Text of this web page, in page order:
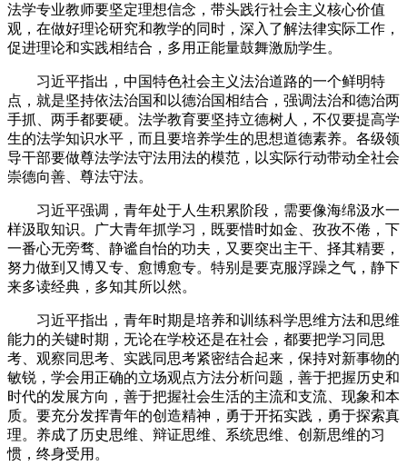
法学专业教师要坚定理想信念，带头践行社会主义核心价值
观，在做好理论研究和教学的同时，深入了解法律实际工作，
促进理论和实践相结合，多用正能量鼓舞激励学生。
习近平指出，中国特色社会主义法治道路的一个鲜明特
点，就是坚持依法治国和以德治国相结合，强调法治和德治两
手抓、两手都要硬。法学教育要坚持立德树人，不仅要提高学
生的法学知识水平，而且要培养学生的思想道德素养。各级领
导干部要做尊法学法守法用法的模范，以实际行动带动全社会
崇德向善、尊法守法。
习近平强调，青年处于人生积累阶段，需要像海绵汲水一
样汲取知识。广大青年抓学习，既要惜时如金、孜孜不倦，下
一番心无旁骛、静谧自怡的功夫，又要突出主干、择其精要，
努力做到又博又专、愈博愈专。特别是要克服浮躁之气，静下
来多读经典，多知其所以然。
习近平指出，青年时期是培养和训练科学思维方法和思维
能力的关键时期，无论在学校还是在社会，都要把学习同思
考、观察同思考、实践同思考紧密结合起来，保持对新事物的
敏锐，学会用正确的立场观点方法分析问题，善于把握历史和
时代的发展方向，善于把握社会生活的主流和支流、现象和本
质。要充分发挥青年的创造精神，勇于开拓实践，勇于探索真
理。养成了历史思维、辩证思维、系统思维、创新思维的习
惯，终身受用。